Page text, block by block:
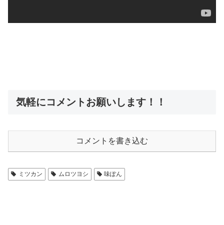
気軽にコメントお願いします！！
コメントを書き込む
ミツカン ムロツヨシ 味ぽん